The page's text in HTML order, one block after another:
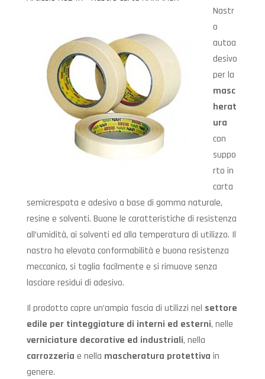
Nastr
o
autoa
desivo
per la
masc
herat
ura
con
suppo
rto in
carta
semicrespata e adesivo a base di gomma naturale,
resine e solventi. Buone le caratteristiche di resistenza
all’umidità, ai solventi ed alla temperatura di utilizzo. Il
nastro ha elevata conformabilità e buona resistenza
meccanica, si taglia facilmente e si rimuove senza
lasciare residui di adesivo.
Il prodotto copre un’ampia fascia di utilizzi nel settore
edile per tinteggiature di interni ed esterni, nelle
verniciature decorative ed industriali, nella
carrozzeria e nella mascheratura protettiva in
genere.